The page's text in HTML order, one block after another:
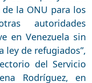
la ONU para los
autoridades
en Venezuela sin
ley de refugiados”,
del Servicio
Rodríguez, en